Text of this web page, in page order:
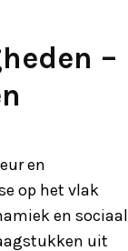
–
en
op het vlak
en sociaal
uit